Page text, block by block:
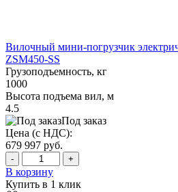
Вилочный мини-погрузчик
ZSM450-SS
Грузоподъемность, кг
1000
Высота подъема вил, м
4.5
Под заказ
Цена (с НДС):
679 997 руб.
- +
В корзину
Купить в 1 клик